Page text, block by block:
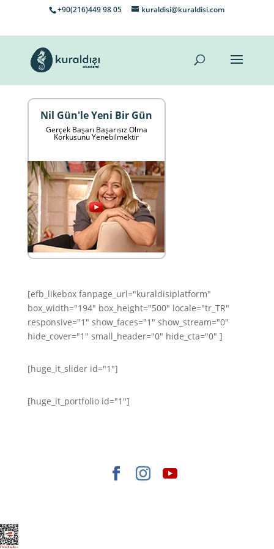
+90(216)449 98 05 kuraldisi@kuraldisi.com
Nil Gün'le Yeni Bir Gün
Gerçek Başarı Başarısız Olma
Korkusunu Yenebilmektir
[efb_likebox fanpage_url="kuraldisiplatform"
box_width="194" box_height="500" locale="tr_TR"
responsive="1" show_faces="1" show_stream="0"
hide_cover="1" small_header="0" hide_cta="0" ]
[huge_it_slider id="1"]
[huge_it_portfolio id="1"]